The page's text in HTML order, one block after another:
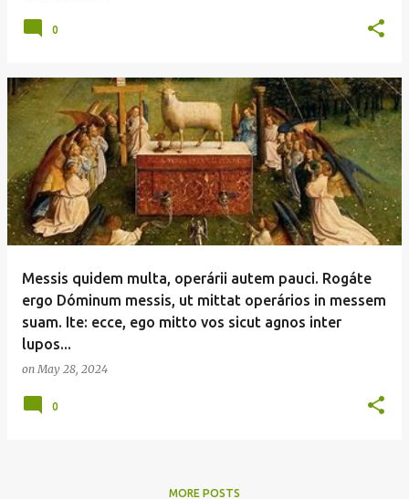
0
Messis quidem multa, operárii autem pauci. Rogáte
ergo Dóminum messis, ut mittat operários in messem
suam. Ite: ecce, ego mitto vos sicut agnos inter
lupos...
onMay 28, 2024
0
MORE POSTS